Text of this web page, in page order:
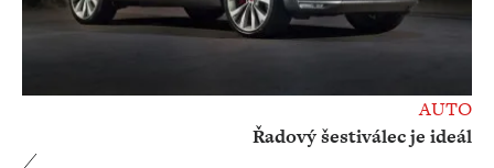
AUTO
Řadový šestiválec je ideál